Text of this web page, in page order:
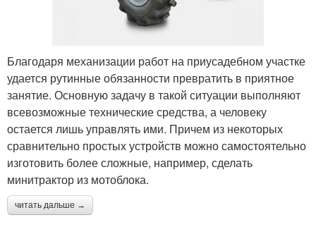
Благодаря механизации работ на приусадебном участке
удается рутинные обязанности превратить в приятное
занятие. Основную задачу в такой ситуации выполняют
всевозможные технические средства, а человеку
остается лишь управлять ими. Причем из некоторых
сравнительно простых устройств можно самостоятельно
изготовить более сложные, например, сделать
минитрактор из мотоблока.
читать дальше →